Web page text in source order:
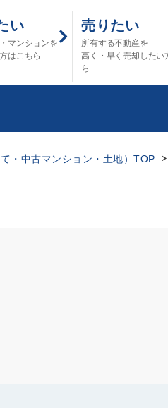
い
マンションを
はこちら
売りたい
所有する不動産を
高く・早く売却したい
ら
・中古マンション・土地）TOP